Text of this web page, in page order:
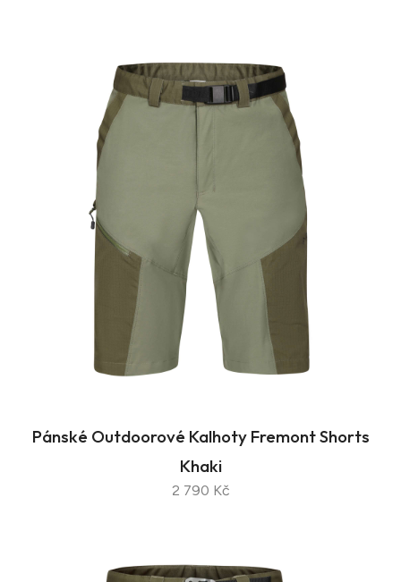
Pánské Outdoorové Kalhoty Fremont Shorts
Khaki
2 790 Kč